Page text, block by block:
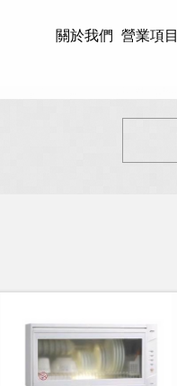
關於我們 營業項目